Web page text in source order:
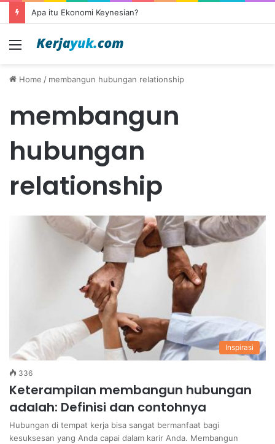
Apa itu Ekonomi Keynesian?
Menu
Home / membangun hubungan relationship
membangun
hubungan
relationship
Inspirasi
336
Keterampilan membangun hubungan
adalah: Definisi dan contohnya
Hubungan di tempat kerja bisa sangat bermanfaat bagi
kesuksesan yang Anda capai dalam karir Anda. Membangun